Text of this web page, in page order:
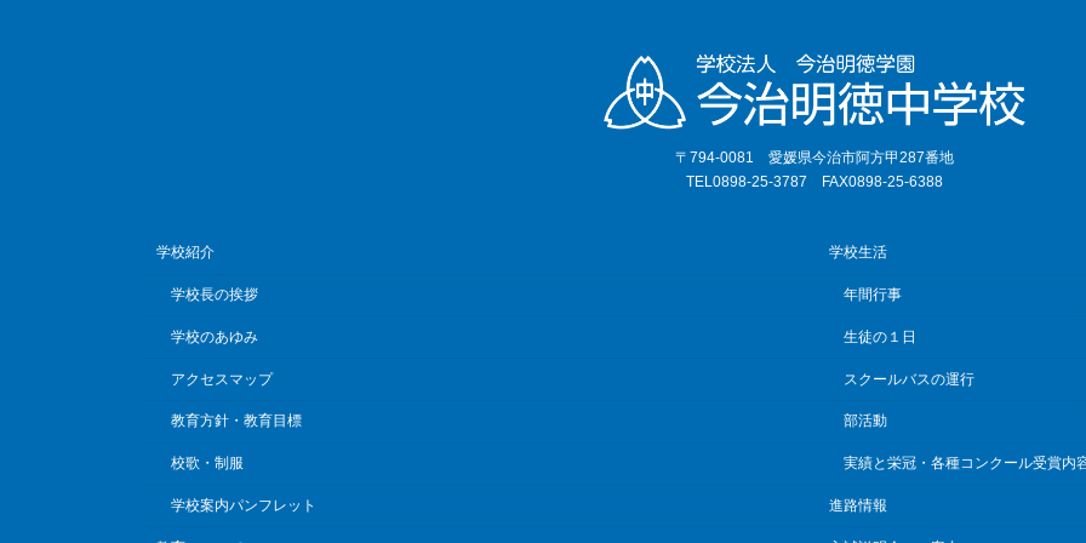
〒794-0081 愛媛県今治市阿方甲287番地
TEL0898-25-3787 FAX0898-25-6388
学校紹介
学校長の挨拶
学校のあゆみ
アクセスマップ
教育方針・教育目標
校歌・制服
学校案内パンフレット
学校生活
年間行事
生徒の１日
スクールバスの運行
部活動
実績と栄冠・各種コンクール受賞内
進路情報